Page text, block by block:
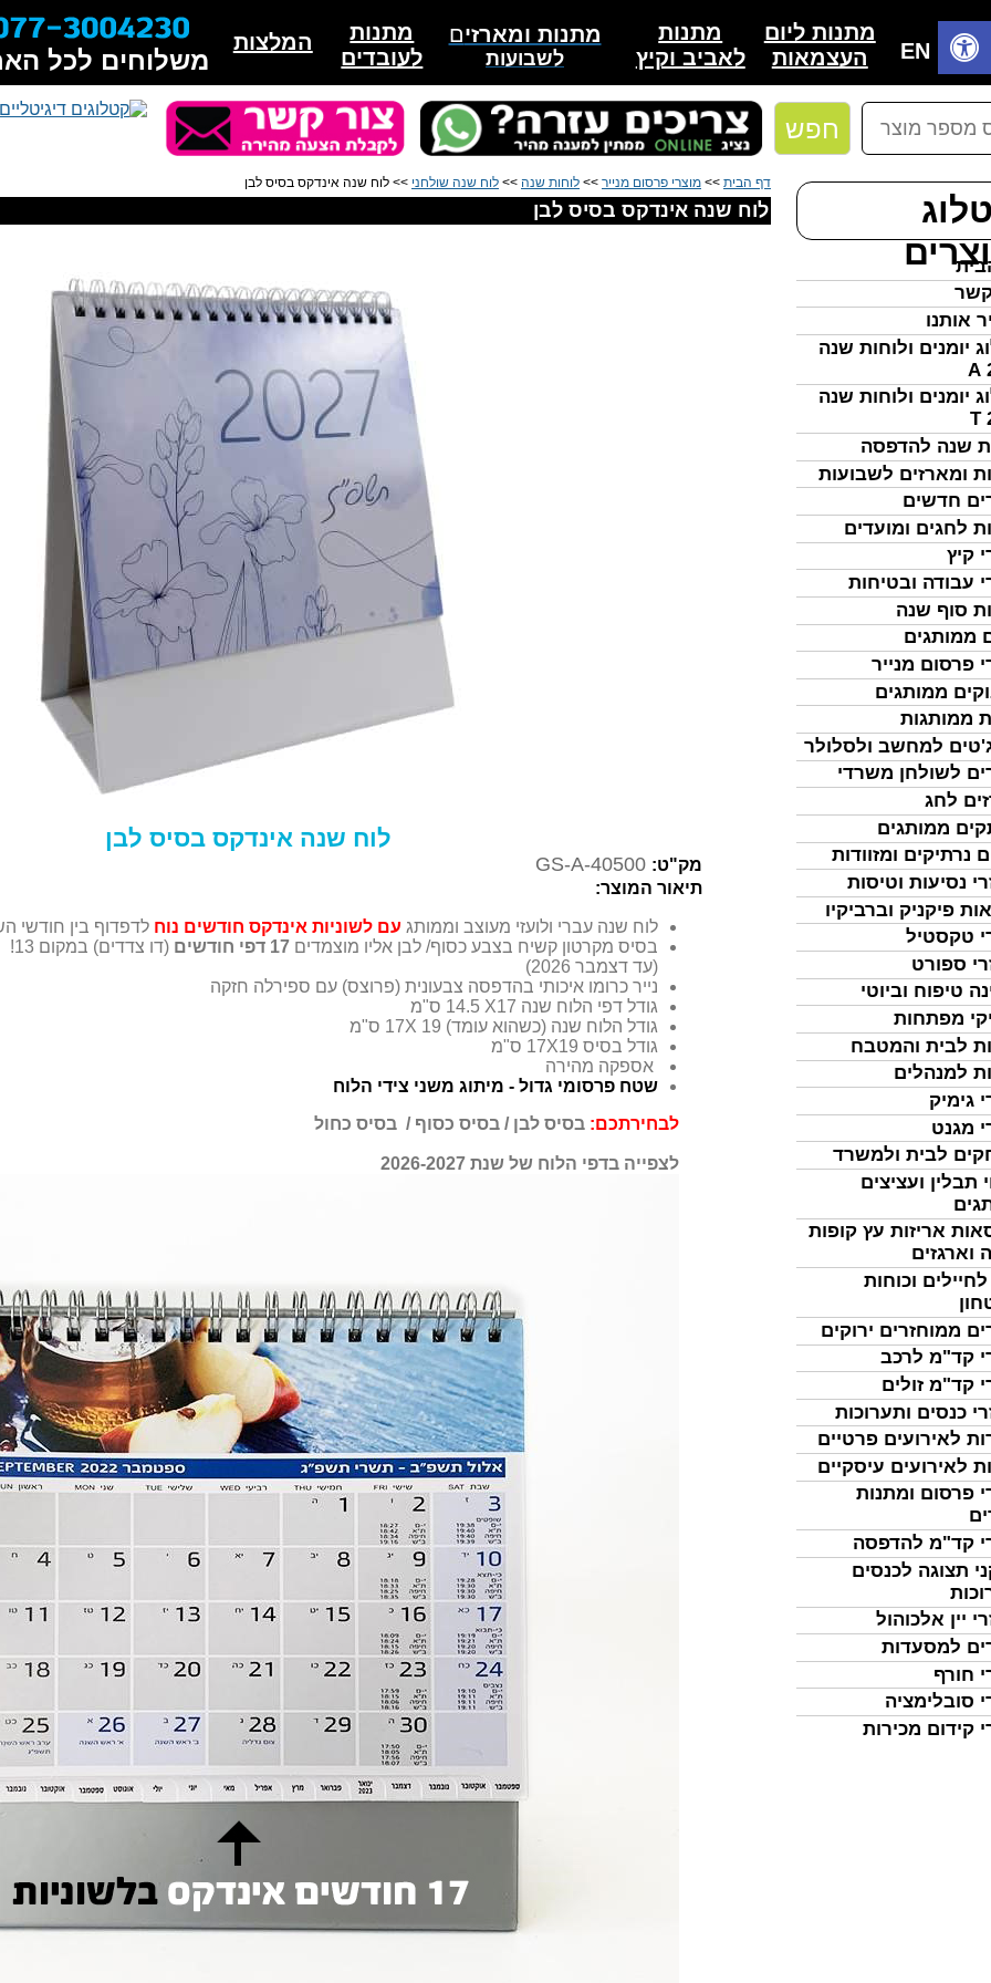
חפש
אותנו
יומנים ולוחות שנה
יומנים ולוחות שנה
שנה להדפסה
ומארזים לשבועות
חדשים
לחגים ומועדים
קיץ
עבודה ובטיחות
סוף שנה
ממותגים
פרסום מנייר
ממותגים
ממותגות
למחשב ולסלולר
לשולחן משרדי
לחג
ממותגים
נרתיקים ומזוודות
נסיעות וטיסות
פיקניק וברביקיו
טקסטיל
ספורט
טיפוח וביוטי
מפתחות
לבית והמטבח
למנהלים
גימיק
מגנט
לבית ולמשרד
תבלין ועציצים
אריזות עץ קופות
וארגזים
לחיילים וכוחות
ממוחזרים ירוקים
קד"מ לרכב
קד"מ זולים
כנסים ותערוכות
לאירועים פרטיים
לאירועים עיסקיים
פרסום ומתנות
קד"מ להדפסה
תצוגה לכנסים
יין אלכוהול
למסעדות
חורף
סובלימציה
קידום מכירות
EN
מתנות
לאביב וקיץ
המלצות
מתנות
לעובדים
מתנות ומארזים
לשבועות
מתנות ליום
העצמאות
משלוחים לכל
דף הבית >> מוצרי פרסום מנייר >> לוחות שנה >> לוח שנה שולחני >> לוח שנה אינדקס בסיס לבן
לוח שנה אינדקס בסיס לבן
לוח שנה אינדקס בסיס לבן
מק"ט: GS-A-40500
תיאור המוצר:
לוח שנה עברי ולועזי מעוצב וממותג עם לשוניות אינדקס חודשים נוח לדפדוף בין חודשי
בסיס מקרטון קשיח בצבע כסוף/ לבן אליו מוצמדים17 דפי חודשים
(דו צדדים) במקום 13!
(עד דצמבר 2026)
נייר כרומו איכותי בהדפסה צבעונית (פרוצס) עם ספירלה חזקה
גודל דפי הלוח שנה 17
X 14.5 ס"מ
גודל הלוח שנה (כשהוא עומד) 17X 19 ס"מ
גודל בסיס 17X19 ס"מ
אספקה מהירה
שטח פרסומי גדול - מיתוג משני צידי הלוח
לבחירתכם:בסיס לבן / בסיס כסוף / בסיס כחול
לצפייה בדפי הלוח של שנת 2026-2027